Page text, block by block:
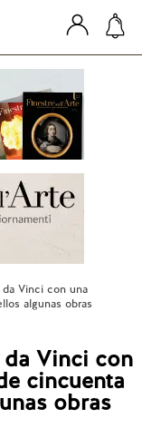
da Vinci con una
algunas obras
da Vinci con
cincuenta
obras